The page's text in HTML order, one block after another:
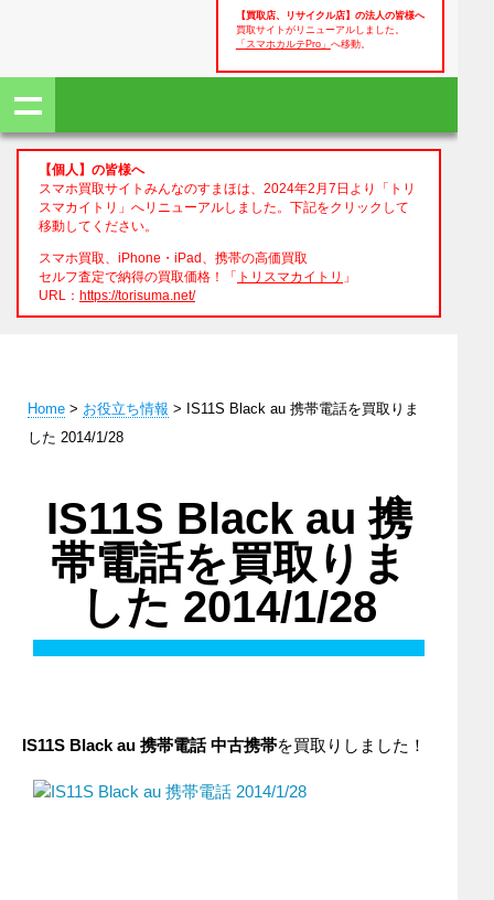
【買取店、リサイクル店】の法人の皆様へ
買取サイトがリニューアルしました。
「スマホカルテPro」 へ移動。
【個人】の皆様へ
スマホ買取サイトみんなのすまほは、2024年2月7日より「トリ
スマカイトリ」へリニューアルしました。下記をクリックして
移動してください。
スマホ買取、iPhone・iPad、携帯の高価買取
セルフ査定で納得の買取価格！「 トリスマカイトリ 」
URL： https://torisuma.net/
Home > お役立ち情報 > IS11S Black au 携帯電話を買取りま
した 2014/1/28
IS11S Black au 携
帯電話を買取りま
した 2014/1/28
IS11S Blackau 携帯電話中古携帯を買取りしました！